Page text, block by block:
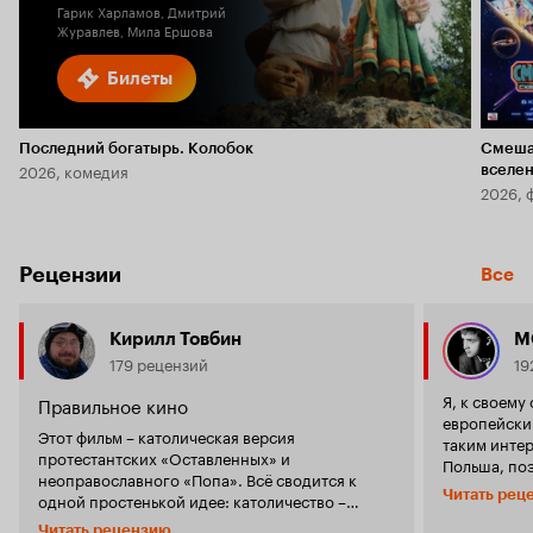
Билеты
Гарик Харламов, Дмитрий
Журавлев, Мила Ершова
Последний богатырь. Колобок
2026, комедия
2026,
Рецензии Все
Кирилл Товбин
179 рецензий
Правильное кино
Этот фильм – католическая версия
протестантских «Оставленных» и
неоправославного «Попа». Всё сводится к
одной простенькой идее: католичество –
хорошо, окружающая Современность – плохо.
Я, к своему стыду, не
таким
Польша,
картины
Как,
Читать